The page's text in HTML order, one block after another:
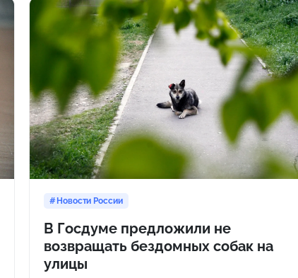
Новости России
В Госдуме предложили не
возвращать бездомных собак на
улицы